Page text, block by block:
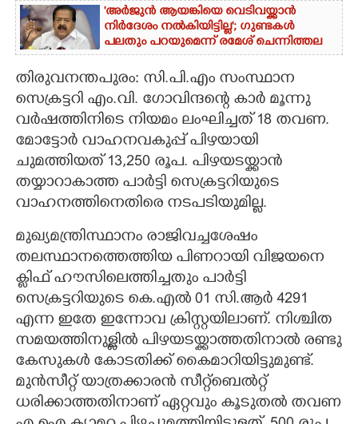
LITERATURE
ZOOM
CONTACT US
'അർജുൻ ആയങ്കിയെ വെടിവയ്ക്കാൻ
നിർദേശം നൽകിയിട്ടില്ല'; ഗുണ്ടകൾ
പലതും പറയുമെന്ന് രമേശ് ചെന്നിത്തല
തിരുവനന്തപുരം: സി.പി.എം സംസ്ഥാന
സെക്രട്ടറി എം.വി. ഗോവിന്ദന്റെ കാർ മൂന്നു
വർഷത്തിനിടെ നിയമം ലംഘിച്ചത് 18 തവണ.
മോട്ടോർ വാഹനവകുപ്പ് പിഴയായി
ചുമത്തിയത് 13,250 രൂപ. പിഴയടയ്ക്കാൻ
തയ്യാറാകാത്ത പാർട്ടി സെക്രട്ടറിയുടെ
വാഹനത്തിനെതിരെ നടപടിയുമില്ല.
മുഖ്യമന്ത്രിസ്ഥാനം രാജിവച്ചശേഷം
തലസ്ഥാനത്തെത്തിയ പിണറായി വിജയനെ
ക്ലിഫ് ഹൗസിലെത്തിച്ചതും പാർട്ടി
സെക്രട്ടറിയുടെ കെ.എൽ 01 സി.ആർ 4291
എന്ന ഇതേ ഇന്നോവ ക്രിസ്റ്റയിലാണ്. നിശ്ചിത
സമയത്തിനുള്ളിൽ പിഴയടയ്ക്കാത്തതിനാൽ രണ്ടു
കേസുകൾ കോടതിക്ക് കൈമാറിയിട്ടുമുണ്ട്.
മുൻസീറ്റ് യാത്രക്കാരൻ സീറ്റ്‌ബെൽറ്റ്
ധരിക്കാത്തതിനാണ് ഏറ്റവും കൂടുതൽ തവണ